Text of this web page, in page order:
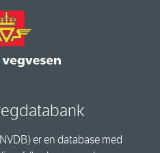
er en database med